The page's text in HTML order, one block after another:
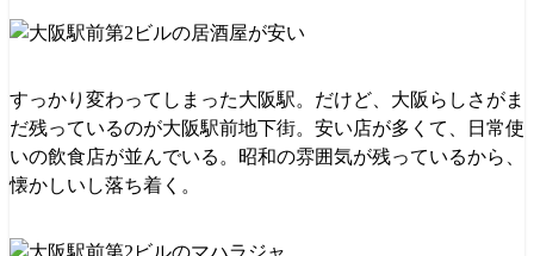
すっかり変わってしまった大阪駅。だけど、大阪らしさがま
だ残っているのが大阪駅前地下街。安い店が多くて、日常使
いの飲食店が並んでいる。昭和の雰囲気が残っているから、
懐かしいし落ち着く。